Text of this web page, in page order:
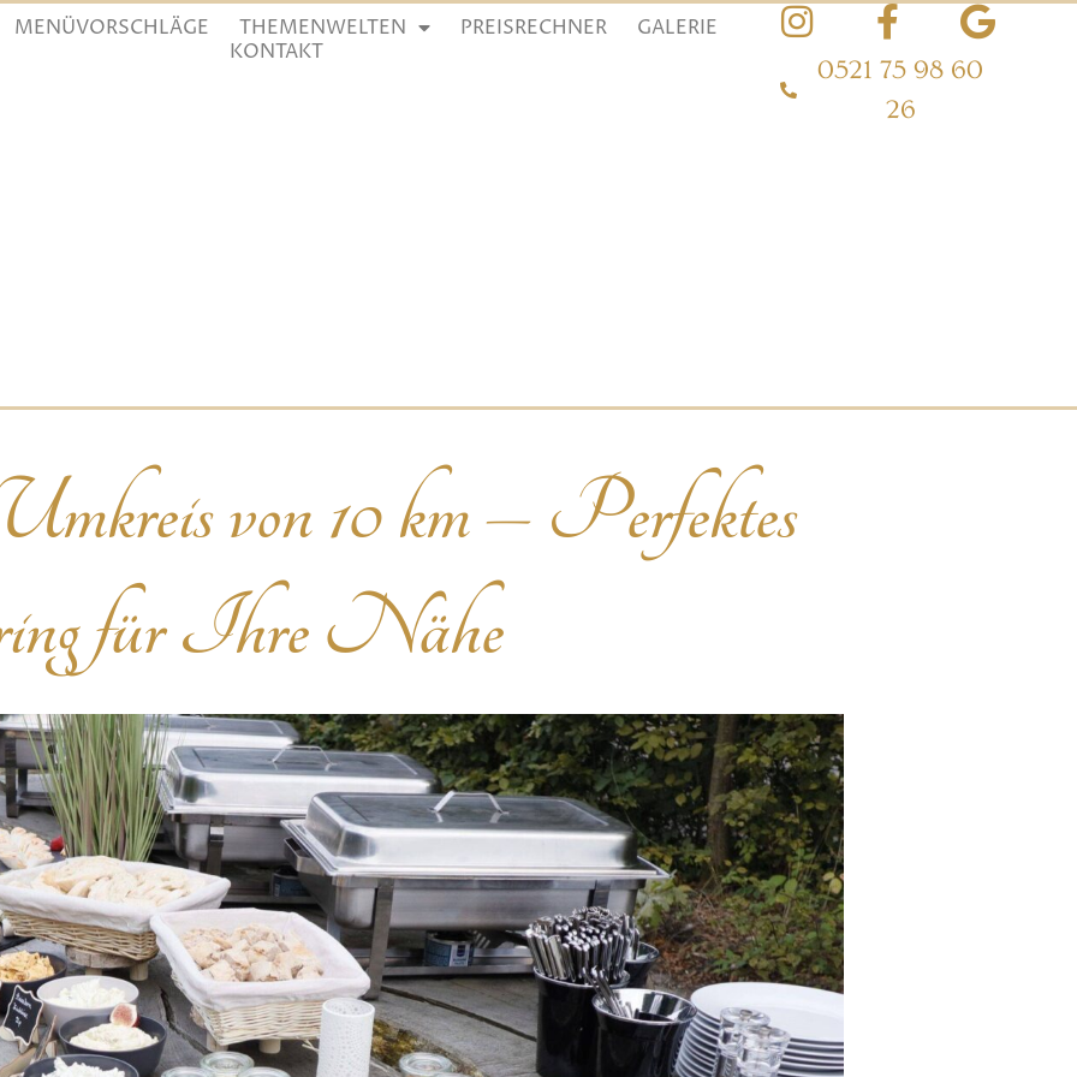
MENÜVORSCHLÄGE THEMENWELTEN PREISRECHNER
GALERIE
KONTAKT
0521 75 98 60
26
von 10 km – Perfektes
für Ihre Nähe